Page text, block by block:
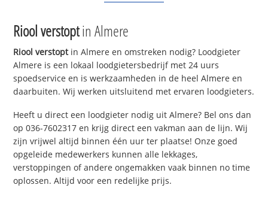
Riool verstoptin Almere
Riool verstoptin Almere en omstreken nodig? Loodgieter
Almere is een lokaal loodgietersbedrijf met 24 uurs
spoedservice en is werkzaamheden in de heel Almere en
daarbuiten. Wij werken uitsluitend met ervaren loodgieters.
Heeft u direct een loodgieter nodig uit Almere? Bel ons dan
op 036-7602317 en krijg direct een vakman aan de lijn. Wij
zijn vrijwel altijd binnen één uur ter plaatse! Onze goed
opgeleide medewerkers kunnen alle lekkages,
verstoppingen of andere ongemakken vaak binnen no time
oplossen. Altijd voor een redelijke prijs.